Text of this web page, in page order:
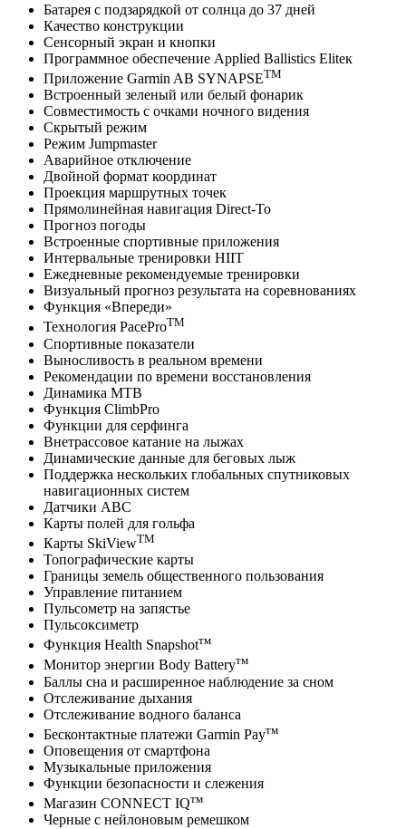
Батарея с подзарядкой от солнца до 37 дней
Качество конструкции
Сенсорный экран и кнопки
Программное обеспечение Applied Ballistics Eliteк
Приложение Garmin AB SYNAPSETM
Встроенный зеленый или белый фонарик
Совместимость с очками ночного видения
Скрытый режим
Режим Jumpmaster
Аварийное отключение
Двойной формат координат
Проекция маршрутных точек
Прямолинейная навигация Direct-To
Прогноз погоды
Встроенные спортивные приложения
Интервальные тренировки HIIT
Ежедневные рекомендуемые тренировки
Визуальный прогноз результата на соревнованиях
Функция «Впереди»
Технология PaceProTM
Спортивные показатели
Выносливость в реальном времени
Рекомендации по времени восстановления
Динамика MTB
Функция ClimbPro
Функции для серфинга
Внетрассовое катание на лыжах
Динамические данные для беговых лыж
Поддержка нескольких глобальных спутниковых
навигационных систем
Датчики АВС
Карты полей для гольфа
Карты SkiViewTM
Топографические карты
Границы земель общественного пользования
Управление питанием
Пульсометр на запястье
Пульсоксиметр
Функция Health Snapshotтм
Монитор энергии Body Batteryтм
Баллы сна и расширенное наблюдение за сном
Отслеживание дыхания
Отслеживание водного баланса
Бесконтактные платежи Garmin Payтм
Оповещения от смартфона
Музыкальные приложения
Функции безопасности и слежения
Магазин CONNECT IQтм
Черные с нейлоновым ремешком